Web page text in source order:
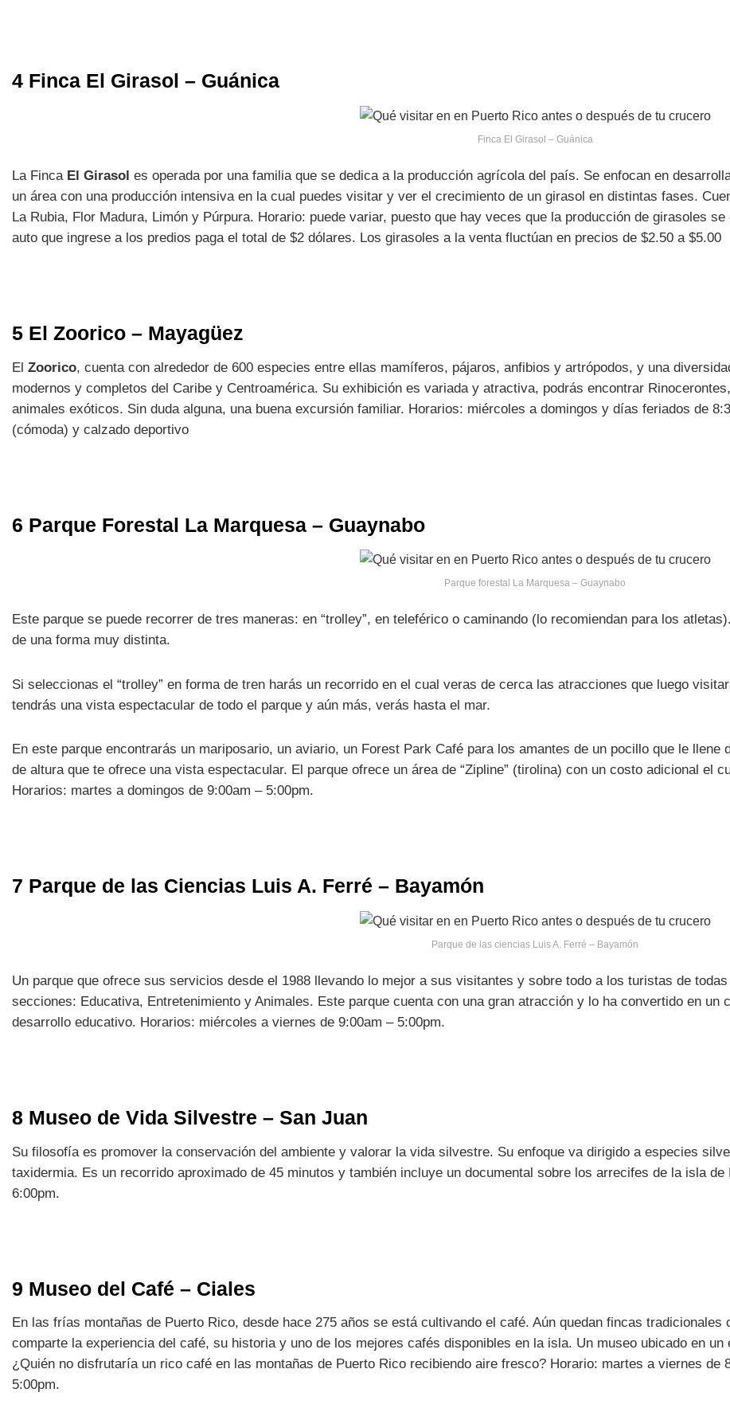
4 Finca El Girasol – Guánica
Finca El Girasol – Guánica
La Finca El Girasol es operada por una familia que se dedica a la producción agrícola del país. Se enfocan en
un área con una producción intensiva en la cual puedes visitar y ver el crecimiento de un girasol en distintas fases.
La Rubia, Flor Madura, Limón y Púrpura. Horario: puede variar, puesto que hay veces que la producción de girasoles
auto que ingrese a los predios paga el total de $2 dólares. Los girasoles a la venta fluctúan en precios de $2.50 a $5.00
5 El Zoorico – Mayagüez
El Zoorico, cuenta con alrededor de 600 especies entre ellas mamíferos, pájaros, anfibios y artrópodos, y una
modernos y completos del Caribe y Centroamérica. Su exhibición es variada y atractiva, podrás encontrar
animales exóticos. Sin duda alguna, una buena excursión familiar. Horarios: miércoles a domingos y días feriados de
(cómoda) y calzado deportivo
6 Parque Forestal La Marquesa – Guaynabo
Parque forestal La Marquesa – Guaynabo
Este parque se puede recorrer de tres maneras: en “trolley”, en teleférico o caminando (lo recomiendan para los
de una forma muy distinta.
Si seleccionas el “trolley” en forma de tren harás un recorrido en el cual veras de cerca las atracciones que luego
tendrás una vista espectacular de todo el parque y aún más, verás hasta el mar.
En este parque encontrarás un mariposario, un aviario, un Forest Park Café para los amantes de un pocillo que le
de altura que te ofrece una vista espectacular. El parque ofrece un área de “Zipline” (tirolina) con un costo adicional el
Horarios: martes a domingos de 9:00am – 5:00pm.
7 Parque de las Ciencias Luis A. Ferré – Bayamón
Parque de las ciencias Luis A. Ferré – Bayamón
Un parque que ofrece sus servicios desde el 1988 llevando lo mejor a sus visitantes y sobre todo a los turistas de
secciones: Educativa, Entretenimiento y Animales. Este parque cuenta con una gran atracción y lo ha convertido en
desarrollo educativo. Horarios: miércoles a viernes de 9:00am – 5:00pm.
8 Museo de Vida Silvestre – San Juan
Su filosofía es promover la conservación del ambiente y valorar la vida silvestre. Su enfoque va dirigido a especies
taxidermia. Es un recorrido aproximado de 45 minutos y también incluye un documental sobre los arrecifes de la isla
6:00pm.
9 Museo del Café – Ciales
En las frías montañas de Puerto Rico, desde hace 275 años se está cultivando el café. Aún quedan fincas
comparte la experiencia del café, su historia y uno de los mejores cafés disponibles en la isla. Un museo ubicado en
¿Quién no disfrutaría un rico café en las montañas de Puerto Rico recibiendo aire fresco? Horario: martes a viernes de
5:00pm.